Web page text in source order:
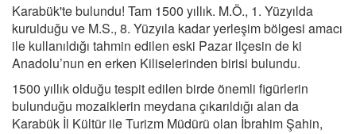
Karabük'te bulundu! Tam 1500 yıllık. M.Ö., 1. Yüzyılda
kurulduğu ve M.S., 8. Yüzyıla kadar yerleşim bölgesi amacı
ile kullanıldığı tahmin edilen eski Pazar ilçesin de ki
Anadolu’nun en erken Kiliselerinden birisi bulundu.
1500 yıllık olduğu tespit edilen birde önemli figürlerin
bulunduğu mozaiklerin meydana çıkarıldığı alan da
Karabük İl Kültür ile Turizm Müdürü olan İbrahim Şahin,